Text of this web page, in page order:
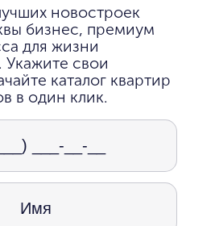
новостроек
бизнес, премиум
для жизни
свои
каталог квартир
в один клик.